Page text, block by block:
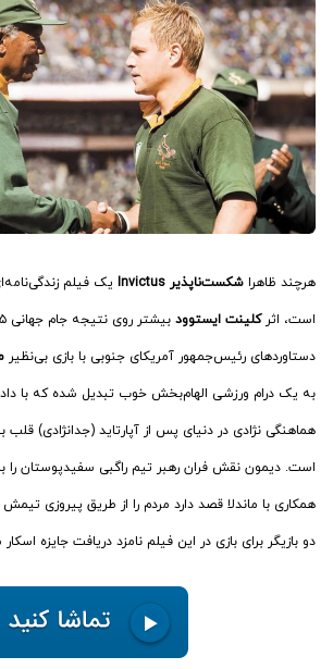
هرچند ظاهرا شکست‌ناپذیر Invictus یک فیلم
است، اثرکلینت ایستوود
دستاوردهای رئیس‌جمهور آمریکای جنوبی با بازی بی‌نظیر
به یک درام ورزشی الهام‌بخش خوب تبدیل شده که با
هماهنگی نژادی در دنیای پس از آپارتاید (جدانژادی) قلب
است. دیمون نقش فران رهبر تیم راگبی سفیدپوستان را
همکاری با ماندلا قصد دارد مردم را از طریق پیروزی
دو بازیگر برای بازی در این فیلم نامزد دریافت جایزه